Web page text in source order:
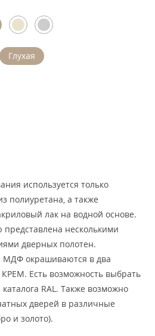
Глухая
используется только
полиуретана, а также
лак на водной основе.
несколькими
дверных полотен.
окрашиваются в два
Есть возможность выбрать
RAL. Также возможно
дверей в различные
и золото).